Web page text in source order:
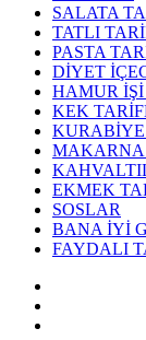
SALATA
TATLI
PASTA
DİYET
HAMUR
KEK
MAKARNA
EKMEK
SOSLAR
BANA İYİ
FAYDALI